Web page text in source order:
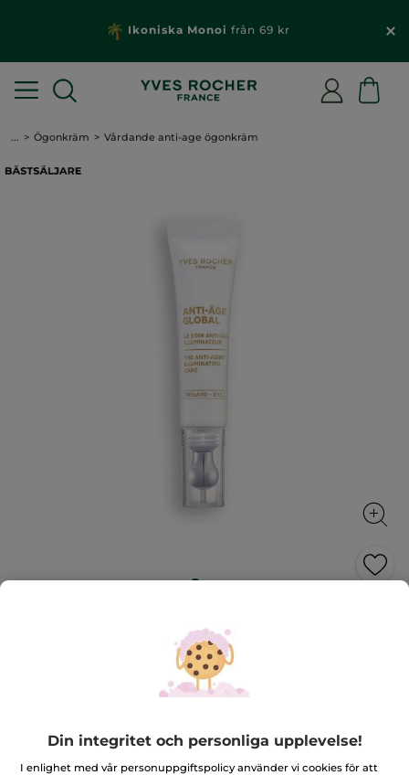
Ikoniska Monoi från 69 kr
... Ögonkräm Vårdande anti-age ögonkräm
Vårdande anti-age ögonkräm
Regenererar, jämnar ut och ger lyster åt
ögonområdet
15 ml
av
stjärnor.
599,00 Kr
Din integritet och personliga upplevelse!
I enlighet med vår personuppgiftspolicy använder vi cookies för att